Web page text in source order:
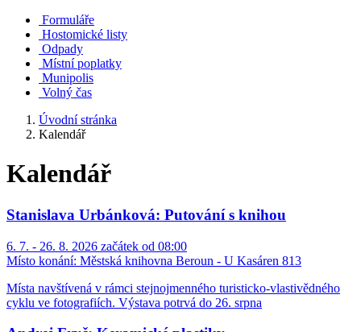
Formuláře
Hostomické listy
Odpady
Místní poplatky
Munipolis
Volný čas
Úvodní stránka
Kalendář
Kalendář
Stanislava Urbánková: Putování s knihou
6. 7. - 26. 8. 2026 začátek od 08:00
Místo konání: Městská knihovna Beroun - U Kasáren 813
Místa navštívená v rámci stejnojmenného turisticko-vlastivědného
cyklu ve fotografiích. Výstava potrvá do 26. srpna